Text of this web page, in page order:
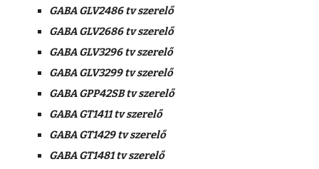
GABA GLV2486 tv szerelő
GABA GLV2686 tv szerelő
GABA GLV3296 tv szerelő
GABA GLV3299 tv szerelő
GABA GPP42SB tv szerelő
GABA GT1411 tv szerelő
GABA GT1429 tv szerelő
GABA GT1481 tv szerelő